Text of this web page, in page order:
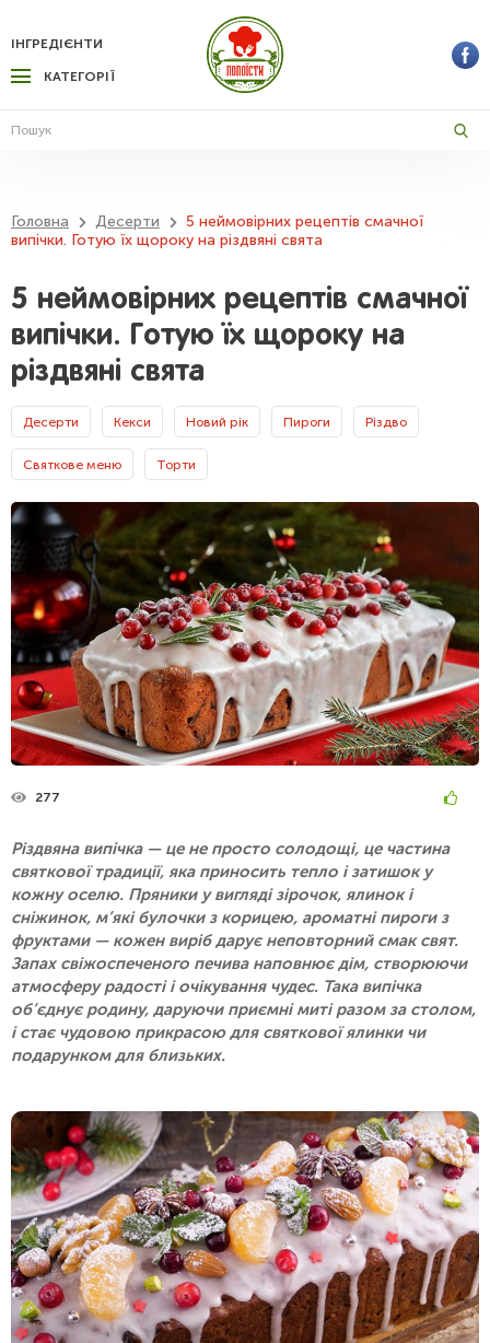
КАТЕГОРІЇ
ІНГРЕДІЄНТИ
Головна Десерти
5 неймовірних рецептів смачної
випічки. Готую їх щороку на різдвяні свята
5 неймовірних рецептів смачної
випічки. Готую їх щороку на
різдвяні свята
Десерти Кекси Новий рік Пироги Різдво
Святкове меню Торти
277
Різдвяна випічка — це не просто солодощі, це частина
святкової традиції, яка приносить тепло і затишок у
кожну оселю. Пряники у вигляді зірочок, ялинок і
сніжинок, м’які булочки з корицею, ароматні пироги з
фруктами — кожен виріб дарує неповторний смак свят.
Запах свіжоспеченого печива наповнює дім, створюючи
атмосферу радості і очікування чудес. Така випічка
об’єднує родину, даруючи приємні миті разом за столом,
і стає чудовою прикрасою для святкової ялинки чи
подарунком для близьких.